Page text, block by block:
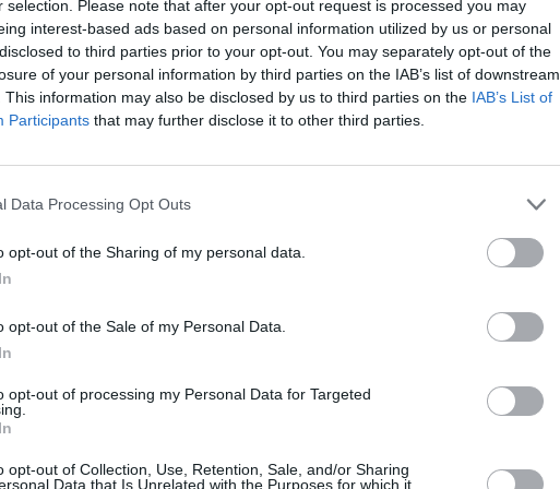
selection. Please note that after your opt-out request is processed you may
interest-based ads based on personal information utilized by us or personal
to third parties prior to your opt-out. You may separately opt-out of the
of your personal information by third parties on the IAB’s list of downstream
This information may also be disclosed by us to third parties on the IAB’s List of
Participants that may further disclose it to other third parties.
Data Processing Opt Outs
opt-out of the Sharing of my personal data.
opt-out of the Sale of my Personal Data.
opt-out of processing my Personal Data for Targeted
opt-out of Collection, Use, Retention, Sale, and/or Sharing
Data that Is Unrelated with the Purposes for which it
η παρέλαση της Δημοτικής Φιλαρμονικής Ορχήστρας
αθλητικών Σωματείων, μπροστά από το Σεβασμιώτατο
της ευρύτερης περιοχής κατά την οποία οι νέες και οι
χειροκρότημα των πολιτών! Ακολούθως, στην